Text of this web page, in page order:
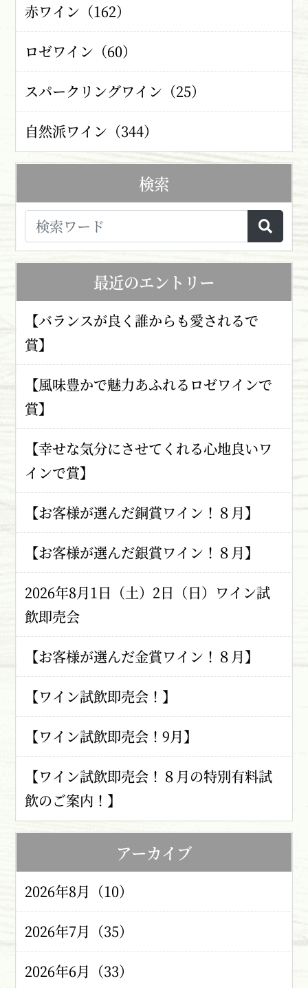
赤ワイン（162）
ロゼワイン（60）
スパークリングワイン（25）
自然派ワイン（344）
検索
最近のエントリー
【バランスが良く誰からも愛されるで
賞】
【風味豊かで魅力あふれるロゼワインで
賞】
【幸せな気分にさせてくれる心地良いワ
インで賞】
【お客様が選んだ銅賞ワイン！８月】
【お客様が選んだ銀賞ワイン！８月】
2026年8月1日（土）2日（日）ワイン試
飲即売会
【お客様が選んだ金賞ワイン！８月】
【ワイン試飲即売会！】
【ワイン試飲即売会！9月】
【ワイン試飲即売会！８月の特別有料試
飲のご案内！】
アーカイブ
2026年8月（10）
2026年7月（35）
2026年6月（33）